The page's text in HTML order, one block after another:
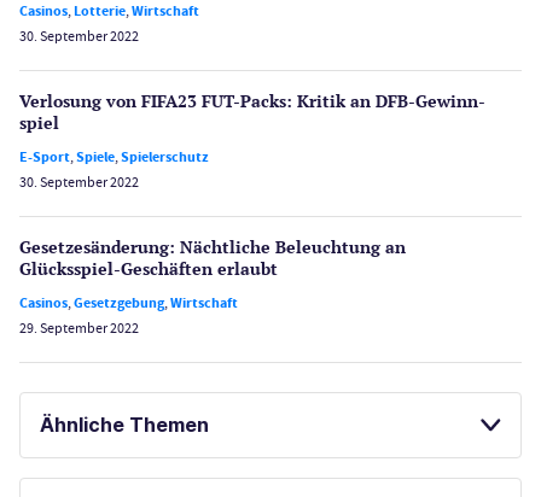
Casinos,Lotterie,Wirtschaft
30. September 2022
Verlosung von FIFA23 FUT-Packs: Kritik an DFB-Gewinn­
spiel
E-Sport,Spiele,Spielerschutz
30. September 2022
Gesetzes­änderung: Nächtliche Beleuch­tung an
Glücksspiel-Geschäften erlaubt
Casinos,Gesetzgebung,Wirtschaft
29. September 2022
Ähnliche Themen
BESTE ONLINE CASINOS